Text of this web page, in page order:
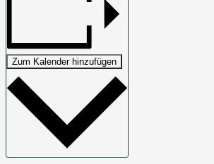
Zum Kalender hinzufügen